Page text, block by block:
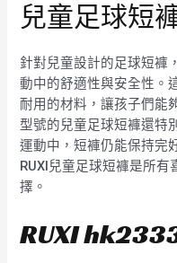
兒童足球短
針對兒童設計的足球短褲
動中的舒適性與安全性。
耐用的材料，讓孩子們能
型號的兒童足球短褲還特
運動中，短褲仍能保持完
RUXI兒童足球短褲是所
擇。
RUXI